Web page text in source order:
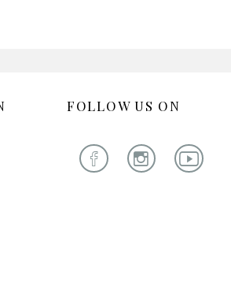
FOLLOW US ON